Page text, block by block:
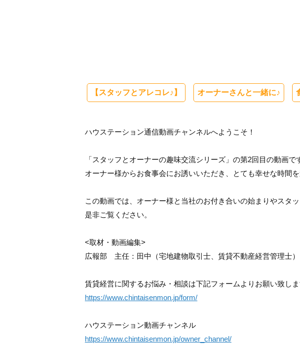
【スタッフとアレコレ♪】 オーナーさんと一緒に♪
ハウステーション通信動画チャンネルへようこそ！
「スタッフとオーナーの趣味交流シリーズ」の第2回目の動画で
オーナー様からお食事会にお誘いいただき、とても幸せな時間を
この動画では、オーナー様と当社のお付き合いの始まりやスタ
是非ご覧ください。
<取材・動画編集>
広報部 主任：田中（宅地建物取引士、賃貸不動産経営管理士）
賃貸経営に関するお悩み・相談は下記フォームよりお願い致しま
https://www.chintaisenmon.jp/form/
ハウステーション動画チャンネル
https://www.chintaisenmon.jp/owner_channel/